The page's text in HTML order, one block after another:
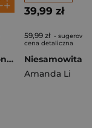
Absolutnie szalony dziennik Lottie Brooks
39,99 zł
59,99 zł -
cena detaliczna
Amanda Li